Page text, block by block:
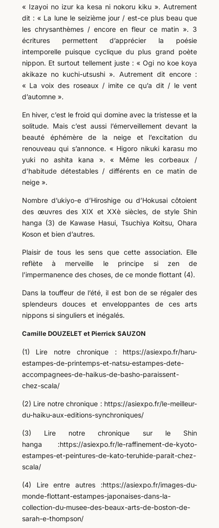
« Izayoi no izur ka kesa ni nokoru kiku ». Autrement
dit : « La lune le seizième jour / est-ce plus beau que
les chrysanthèmes / encore en fleur ce matin ». 3
écritures permettent d’apprécier la poésie
intemporelle puisque cyclique du plus grand poète
nippon. Et surtout tellement juste : « Ogi no koe koya
akikaze no kuchi-utsushi ». Autrement dit encore :
« La voix des roseaux / imite ce qu’a dit / le vent
d’automne ».
En hiver, c’est le froid qui domine avec la tristesse et la
solitude. Mais c’est aussi l’émerveillement devant la
beauté éphémère de la neige et l’excitation du
renouveau qui s’annonce. « Higoro nikuki karasu mo
yuki no ashita kana ». « Même les corbeaux /
d’habitude détestables / différents en ce matin de
neige ».
Nombre d’ukiyo-e d’Hiroshige ou d’Hokusai côtoient
des œuvres des XIX et XXè siècles, de style Shin
hanga (3) de Kawase Hasui, Tsuchiya Koitsu, Ohara
Koson et bien d’autres.
Plaisir de tous les sens que cette association. Elle
reflète à merveille le principe si zen de
l’impermanence des choses, de ce monde flottant (4).
Dans la touffeur de l’été, il est bon de se régaler des
splendeurs douces et enveloppantes de ces arts
nippons si singuliers et inégalés.
Camille DOUZELET et Pierrick SAUZON
(1) Lire notre chronique : https://asiexpo.fr/haru-
estampes-de-printemps-et-natsu-estampes-dete-
accompagnees-de-haikus-de-basho-paraissent-
chez-scala/
(2) Lire notre chronique : https://asiexpo.fr/le-meilleur-
du-haiku-aux-editions-synchroniques/
(3) Lire notre chronique sur le Shin
hanga :https://asiexpo.fr/le-raffinement-de-kyoto-
estampes-et-peintures-de-kato-teruhide-parait-chez-
scala/
(4) Lire entre autres :https://asiexpo.fr/images-du-
monde-flottant-estampes-japonaises-dans-la-
collection-du-musee-des-beaux-arts-de-boston-de-
sarah-e-thompson/